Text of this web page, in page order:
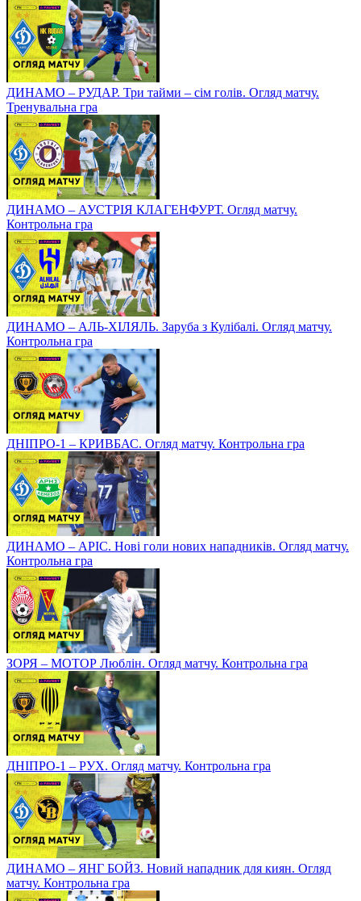
ДИНАМО – РУДАР. Три тайми – сім голів. Огляд матчу.
Тренувальна гра
ДИНАМО – АУСТРІЯ КЛАГЕНФУРТ. Огляд матчу.
Контрольна гра
ДИНАМО – АЛЬ-ХІЛЯЛЬ. Заруба з Кулібалі. Огляд матчу.
Контрольна гра
ДНІПРО-1 – КРИВБАС. Огляд матчу. Контрольна гра
ДИНАМО – АРІС. Нові голи нових нападників. Огляд матчу.
Контрольна гра
ЗОРЯ – МОТОР Люблін. Огляд матчу. Контрольна гра
ДНІПРО-1 – РУХ. Огляд матчу. Контрольна гра
ДИНАМО – ЯНГ БОЙЗ. Новий нападник для киян. Огляд
матчу. Контрольна гра